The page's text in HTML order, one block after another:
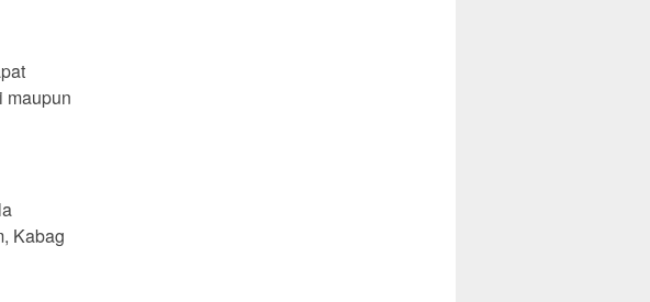
maupun
Kabag